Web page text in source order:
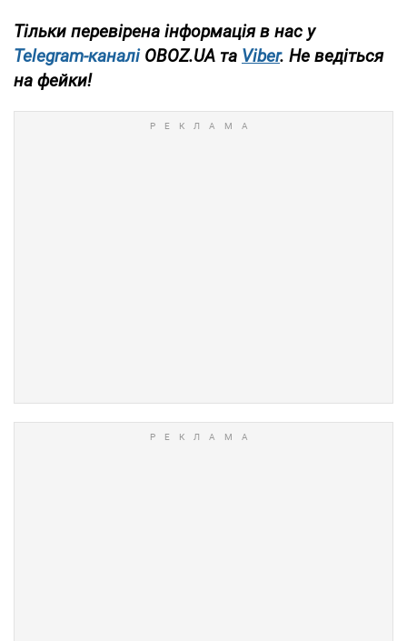
Тільки перевірена інформація в нас у
Telegram-каналіOBOZ.UA та Viber. Не ведіться
на фейки!